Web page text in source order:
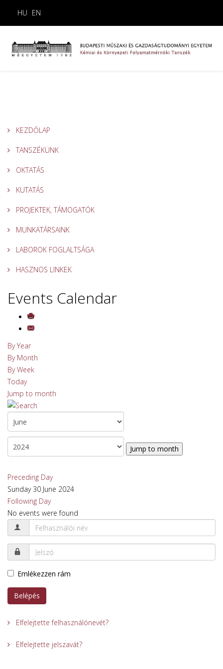
HU EN
KEZDŐLAP
TANSZÉKÜNK
OKTATÁS
KUTATÁS
PROJEKTEK, TÁMOGATÓK
MUNKATÁRSAINK
LABOROK FOGLALTSÁGA
HASZNOS LINKEK
Events Calendar
By Year
By Month
By Week
Today
Jump to month
Jump to month
Preceding Day
Sunday 30 June 2024
Following Day
No events were found
Emlékezzen rám
Belépés
Elfelejtette felhasználónevét?
Elfelejtette jelszavát?